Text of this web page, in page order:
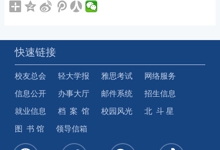
快速链接
校友总会 轻大学报 雅思考试 网络服务
信息公开 办事大厅 邮件系统 招生信息
就业信息 档 案 馆 校园风光 北 斗 星
图 书 馆 领导信箱